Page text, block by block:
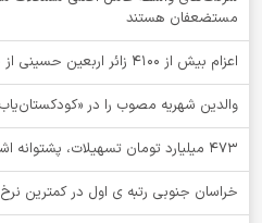
مستضعفان هستند
اعزام بیش از 4100 زائر اربعین حسینی از خراسان جنوبی
والدین شهریه مصوب را در
۴۷۳ میلیارد تومان تسهیلات، پشتوانه اشتغال مددجویان خراسان‌جنوبی
خراسان جنوبی رتبه ی اول در کمترین